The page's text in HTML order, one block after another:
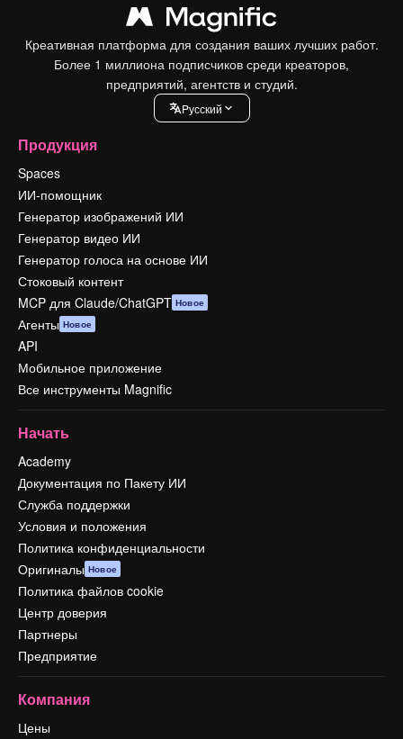
Креативная платформа для создания ваших лучших работ.
Более 1 миллиона подписчиков среди креаторов,
предприятий, агентств и студий.
Pусский
Продукция
Spaces
ИИ-помощник
Генератор изображений ИИ
Генератор видео ИИ
Генератор голоса на основе ИИ
Стоковый контент
MCP для Claude/ChatGPT Новое
Агенты Новое
API
Мобильное приложение
Все инструменты Magnific
Начать
Academy
Документация по Пакету ИИ
Служба поддержки
Условия и положения
Политика конфиденциальности
Оригиналы Новое
Политика файлов cookie
Центр доверия
Партнеры
Предприятие
Компания
Цены